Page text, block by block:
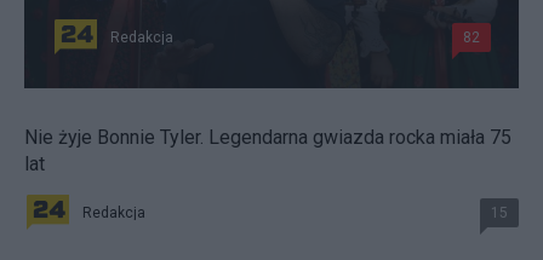
Redakcja 82
Nie żyje Bonnie Tyler. Legendarna gwiazda rocka miała 75
lat
Redakcja 15